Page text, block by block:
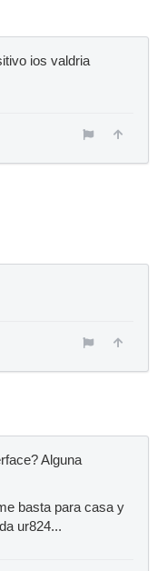
ios valdria
Alguna
basta para casa y
ur824...